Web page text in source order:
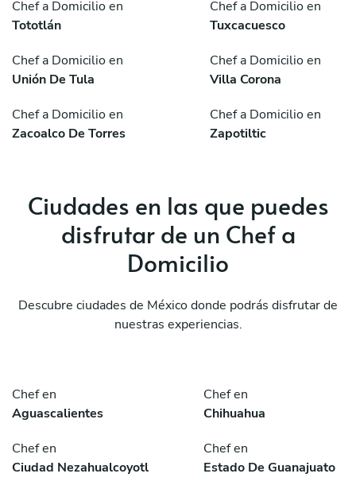
Chef a Domicilio en
Tototlán
Chef a Domicilio en
Tuxcacuesco
Chef a Domicilio en
Unión De Tula
Chef a Domicilio en
Villa Corona
Chef a Domicilio en
Zacoalco De Torres
Chef a Domicilio en
Zapotiltic
Ciudades en las que puedes
disfrutar de un Chef a
Domicilio
Descubre ciudades de México donde podrás disfrutar de
nuestras experiencias.
Chef en
Aguascalientes
Chef en
Chihuahua
Chef en
Ciudad Nezahualcoyotl
Chef en
Estado De Guanajuato